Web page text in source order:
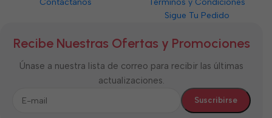
Contáctanos
Términos y Condiciones
Sigue Tu Pedido
Recibe Nuestras Ofertas y Promociones
Únase a nuestra lista de correo para recibir las últimas
actualizaciones.